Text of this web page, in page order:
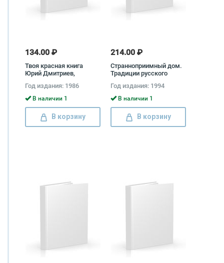
134.00 ₽
Твоя красная книга
Юрий Дмитриев,
Год издания: 1986
В наличии 1
В корзину
214.00 ₽
Странноприимный дом.
Традиции русского
Борис Нувахов
Год издания: 1994
В наличии 1
В корзину